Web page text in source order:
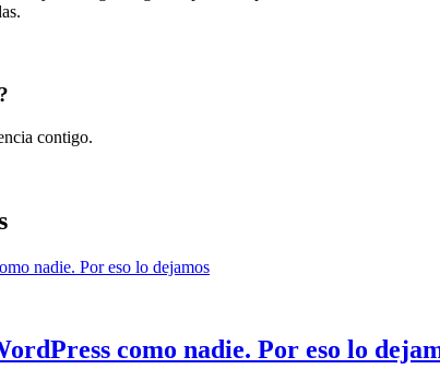
contigo.
como nadie. Por eso lo